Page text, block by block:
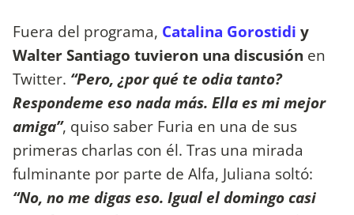
Fuera del programa, Catalina Gorostidi y
Walter Santiago tuvieron una discusión en
Twitter. “Pero, ¿por qué te odia tanto?
Respondeme eso nada más. Ella es mi mejor
amiga”, quiso saber Furia en una de sus
primeras charlas con él. Tras una mirada
fulminante por parte de Alfa, Juliana soltó:
“No, no me digas eso. Igual el domingo casi